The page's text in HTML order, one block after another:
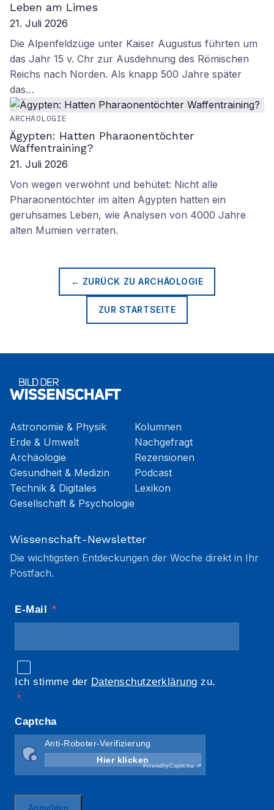
Leben am Limes
21. Juli 2026
Die Alpenfeldzüge unter Kaiser Augustus führten um
das Jahr 15 v. Chr zur Ausdehnung des Römischen
Reichs nach Norden. Als knapp 500 Jahre später
das…
ARCHÄOLOGIE
Ägypten: Hatten Pharaonentöchter
Waffentraining?
21. Juli 2026
Von wegen verwöhnt und behütet: Nicht alle
Pharaonentöchter im alten Ägypten hatten ein
geruhsames Leben, wie Analysen von 4000 Jahre
alten Mumien verraten.
← ZURÜCK ZUARCHÄOLOGIE
ZUR STARTSEITE
Astronomie & Physik
Erde & Umwelt
Archäologie
Gesundheit & Medizin
Technik & Digitales
Gesellschaft & Psychologie
Kolumnen
Nachgefragt
Rezensionen
Podcast
Lexikon
Wissenschaft-Newsletter
Die wichtigsten Entdeckungen der Woche direkt in Ihr
Postfach.